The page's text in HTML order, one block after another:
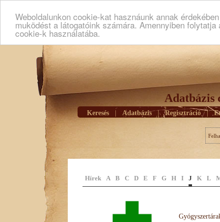
Weboldalunkon cookie-kat hasznáunk annak
muködést a látogatóink számára. Amennyiben
cookie-k használatába.
Adatbázis
Keresés Adatbázis | Regisztráció |
Hírek A B C D E F G H I J K L